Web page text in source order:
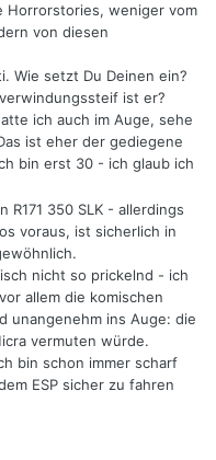
Horrorstories, weniger vom
von diesen
Wie setzt Du Deinen ein?
ist er?
ich auch im Auge, sehe
ist eher der gediegene
bin erst 30 - ich glaub ich
350 SLK - allerdings
voraus, ist sicherlich in
nicht so prickelnd - ich
allem die komischen
unangenehm ins Auge: die
vermuten würde.
bin schon immer scharf
ESP sicher zu fahren